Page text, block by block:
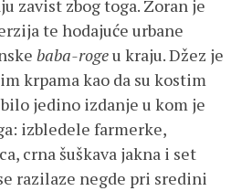
zavist zbog toga. Zoran je
te hodajuće urbane
baba-rogeu kraju. Džez je
krpama kao da su kostim
jedino izdanje u kom je
izbledele farmerke,
crna šuškava jakna i set
razilaze negde pri sredini